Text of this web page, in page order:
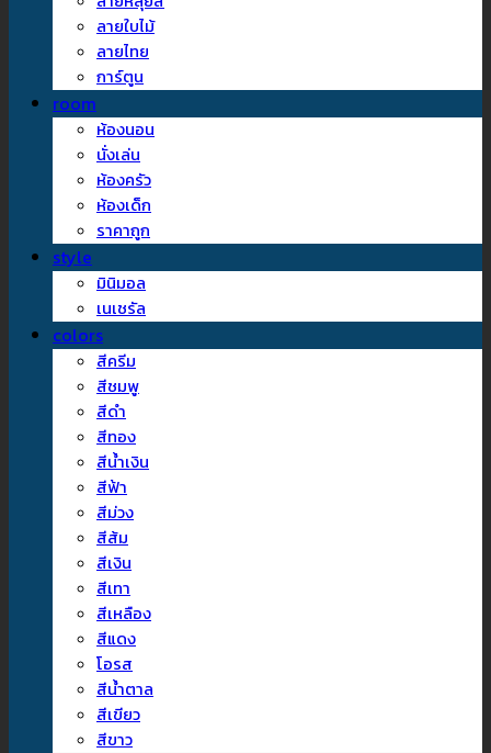
ลายใบไม้
ลายไทย
การ์ตูน
room
ห้องนอน
นั่งเล่น
ห้องครัว
ห้องเด็ก
ราคาถูก
style
มินิมอล
เนเชรัล
colors
สีครีม
สีชมพู
สีดำ
สีทอง
สีน้ำเงิน
สีฟ้า
สีม่วง
สีส้ม
สีเงิน
สีเทา
สีเหลือง
สีแดง
โอรส
สีน้ำตาล
สีเขียว
สีขาว